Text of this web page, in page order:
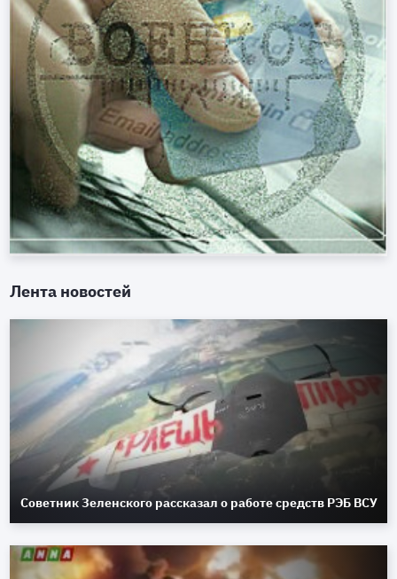
Лента новостей
Советник Зеленского рассказал о работе средств РЭБ ВСУ